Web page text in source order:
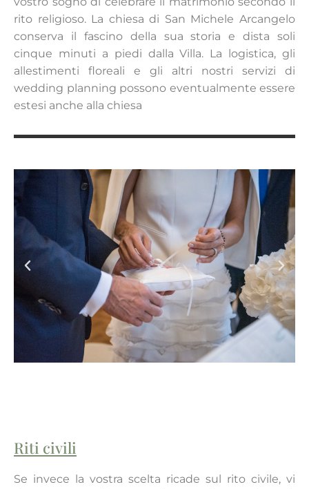
rito religioso. La chiesa di San Michele Arcangelo
conserva il fascino della sua storia e dista soli
cinque minuti a piedi dalla Villa. La logistica, gli
allestimenti floreali e gli altri nostri servizi di
wedding planning possono eventualmente essere
estesi anche alla chiesa
Riti civili
Se invece la vostra scelta ricade sul rito civile, vi